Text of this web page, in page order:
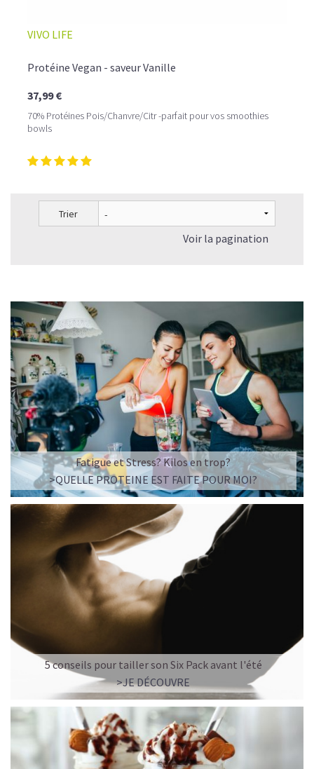
VIVO LIFE
Protéine Vegan - saveur Vanille
37,99 €
70% Protéines Pois/Chanvre/Citr -parfait pour vos smoothies
bowls
Trier
Voir la pagination
Fatigue et Stress? Kilos en trop?
>QUELLE PROTEINE EST FAITE POUR MOI?
5 conseils pour tailler son Six Pack avant l'été
>JE DÉCOUVRE